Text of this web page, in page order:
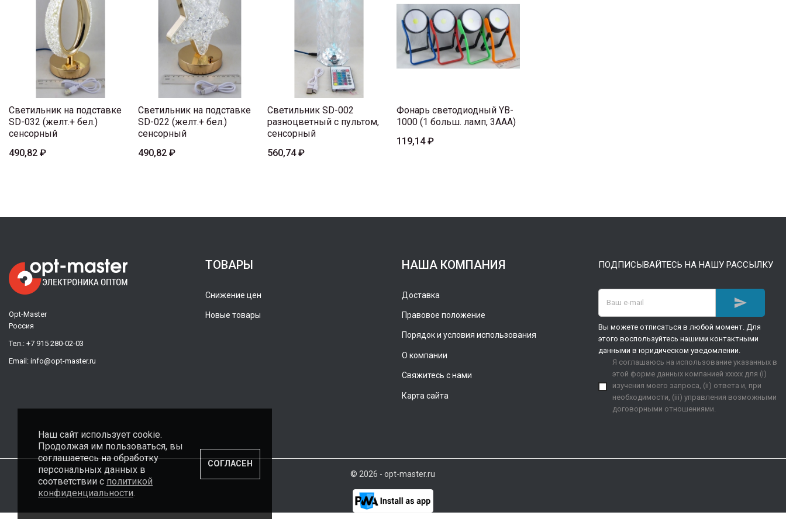
Светильник на подставке
SD-032 (желт.+ бел.)
сенсорный
490,82 ₽
Светильник на подставке
SD-022 (желт.+ бел.)
сенсорный
490,82 ₽
Светильник SD-002
разноцветный с пультом,
сенсорный
560,74 ₽
Фонарь светодиодный YB-
1000 (1 больш. ламп, 3AAА)
119,14 ₽
Opt-Master
Россия
Тел.: +7 915 280-02-03
Email: info@opt-master.ru
ТОВАРЫ
Снижение цен
Новые товары
НАША КОМПАНИЯ
Доставка
Правовое положение
Порядок и условия использования
О компании
Свяжитесь с нами
Карта сайта
ПОДПИСЫВАЙТЕСЬ НА НАШУ РАССЫЛКУ

Вы можете отписаться в любой момент. Для
этого воспользуйтесь нашими контактными
данными в юридическом уведомлении.
Я соглашаюсь на использование указанных в
этой форме данных компанией xxxxx для (i)
изучения моего запроса, (ii) ответа и, при
необходимости, (iii) управления возможными
договорными отношениями.
© 2026 - opt-master.ru
Наш сайт использует cookie.
Продолжая им пользоваться, вы
соглашаетесь на обработку
персональных данных в
соответствии с политикой
конфиденциальности.
СОГЛАСЕН